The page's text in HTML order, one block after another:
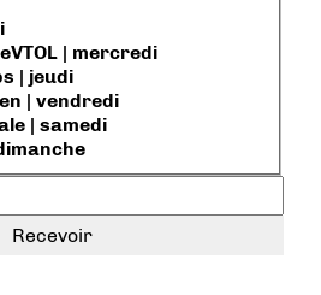
| mercredi
| jeudi
| vendredi
| samedi